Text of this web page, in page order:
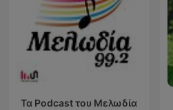
Τα Podcast του Μελωδία